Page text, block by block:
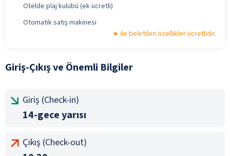
Otelde plaj kulübü (ek ücretli)
Otomatik satış makinesi
ile belirtilen özellikler ücretlidir.
Giriş-Çıkış ve Önemli Bilgiler
Giriş (Check-in)
14-gece yarısı
Çıkış (Check-out)